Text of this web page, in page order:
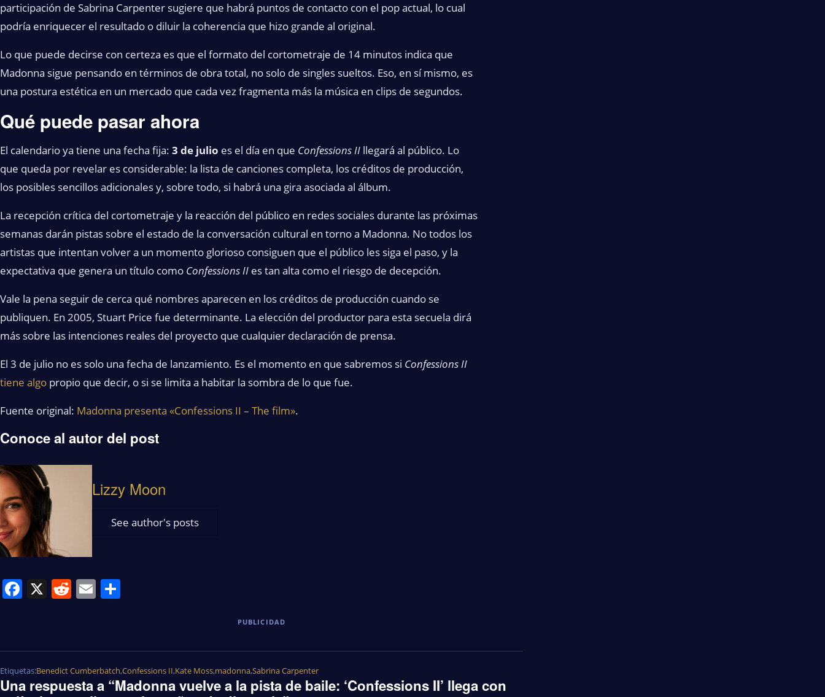
participación de Sabrina Carpenter sugiere que habrá puntos de contacto con el pop actual, lo cual
podría enriquecer el resultado o diluir la coherencia que hizo grande al original.
Lo que puede decirse con certeza es que el formato del cortometraje de 14 minutos indica que
Madonna sigue pensando en términos de obra total, no solo de singles sueltos. Eso, en sí mismo, es
una postura estética en un mercado que cada vez fragmenta más la música en clips de segundos.
Qué puede pasar ahora
El calendario ya tiene una fecha fija: 3 de julio es el día en que Confessions II llegará al público. Lo
que queda por revelar es considerable: la lista de canciones completa, los créditos de producción,
los posibles sencillos adicionales y, sobre todo, si habrá una gira asociada al álbum.
La recepción crítica del cortometraje y la reacción del público en redes sociales durante las próximas
semanas darán pistas sobre el estado de la conversación cultural en torno a Madonna. No todos los
artistas que intentan volver a un momento glorioso consiguen que el público les siga el paso, y la
expectativa que genera un título como Confessions II es tan alta como el riesgo de decepción.
Vale la pena seguir de cerca qué nombres aparecen en los créditos de producción cuando se
publiquen. En 2005, Stuart Price fue determinante. La elección del productor para esta secuela dirá
más sobre las intenciones reales del proyecto que cualquier declaración de prensa.
El 3 de julio no es solo una fecha de lanzamiento. Es el momento en que sabremos si Confessions II
tiene algo propio que decir, o si se limita a habitar la sombra de lo que fue.
Fuente original: Madonna presenta «Confessions II – The film».
Conoce al autor del post
Lizzy Moon
See author's posts
Facebook
X Reddit
Email
PUBLICIDAD
Etiquetas:Benedict Cumberbatch,Confessions II,Kate Moss,madonna,Sabrina Carpenter
Una respuesta a “Madonna vuelve a la pista de baile: ‘Confessions II’ llega con